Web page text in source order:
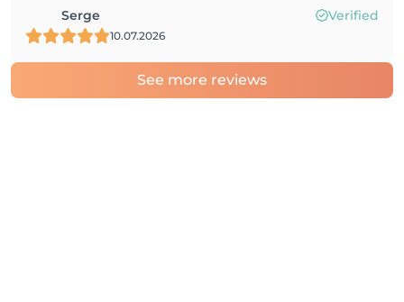
Serge Verified
10.07.2026
See more reviews